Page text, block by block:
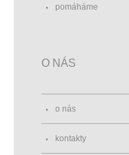
pomáháme
O NÁS
o nás
kontakty